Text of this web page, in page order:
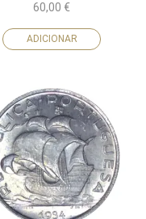
60,00 €
ADICIONAR